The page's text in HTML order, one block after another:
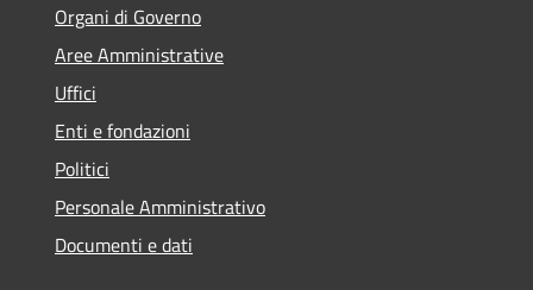
Organi di Governo
Aree Amministrative
Uffici
Enti e fondazioni
Politici
Personale Amministrativo
Documenti e dati